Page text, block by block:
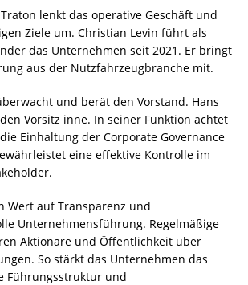
lenkt das operative Geschäft und
Ziele um. Christian Levin führt als
das Unternehmen seit 2021. Er bringt
aus der Nutzfahrzeugbranche mit.
und berät den Vorstand. Hans
Vorsitz inne. In seiner Funktion achtet
Einhaltung der Corporate Governance
eine effektive Kontrolle im
Wert auf Transparenz und
Unternehmensführung. Regelmäßige
Aktionäre und Öffentlichkeit über
So stärkt das Unternehmen das
Führungsstruktur und